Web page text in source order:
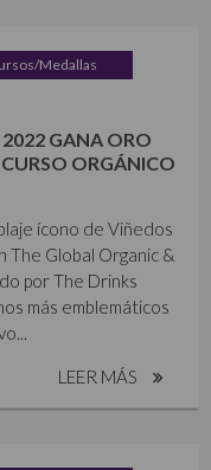
Medallas
GANA ORO
ORGÁNICO
ícono de Viñedos
The Global Organic &
por The Drinks
más emblemáticos
LEER MÁS